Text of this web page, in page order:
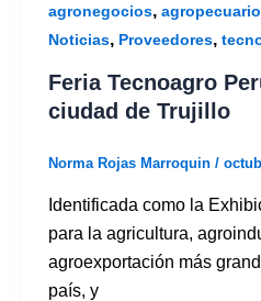
agronegocios, agropecuario
Noticias, Proveedores,
Feria Tecnoagro
ciudad de Trujillo
Norma Rojas Marroquin /
Identificada como la
para la agricultura,
agroexportación más
país, y